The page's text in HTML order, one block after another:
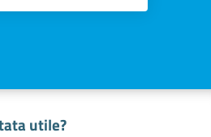
utile?